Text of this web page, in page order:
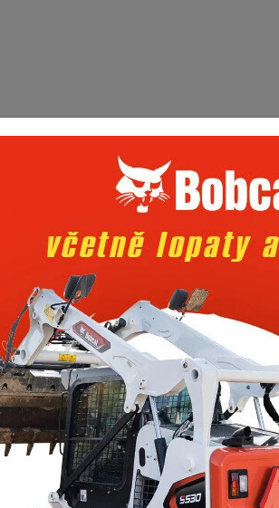
a to hlavně díky jejich robustní konstrukci,
prověřeným na jiných strojích
které se liší jak konstrukcí (s uzavřenou
modely, které jsou ideální pro
s nákladem, údržbu silnic nebo